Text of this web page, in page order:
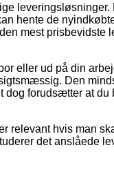
hente de
mest prisbevidste
eller ud på din
Den
dog forudsætter at
relevant hvis man
det anslåede